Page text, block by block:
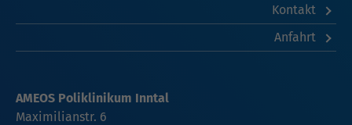
Kontakt
Anfahrt
AMEOS Poliklinikum Inntal
Maximilianstr. 6